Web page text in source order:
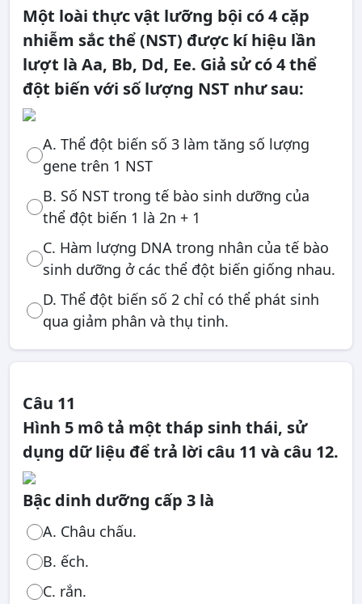
Một loài thực vật lưỡng bội có 4 cặp
nhiễm sắc thể (NST) được kí hiệu lần
lượt là Aa, Bb, Dd, Ee. Giả sử có 4 thể
đột biến với số lượng NST như sau:
A. Thể đột biến số 3 làm tăng số lượng
gene trên 1 NST
B. Số NST trong tế bào sinh dưỡng của
thể đột biến 1 là 2n + 1
C. Hàm lượng DNA trong nhân của tế bào
sinh dưỡng ở các thể đột biến giống nhau.
D. Thể đột biến số 2 chỉ có thể phát sinh
qua giảm phân và thụ tinh.
Câu 11
Hình 5 mô tả một tháp sinh thái, sử
dụng dữ liệu để trả lời câu 11 và câu 12.
Bậc dinh dưỡng cấp 3 là
A. Châu chấu.
B. ếch.
C. rắn.